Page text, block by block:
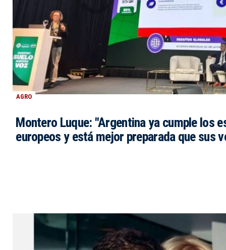
AGRO
Montero Luque: "Argentina ya cumple los
europeos y está mejor preparada que sus